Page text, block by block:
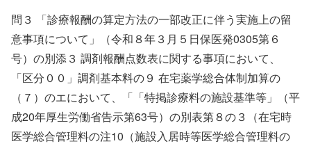
問３ 「診療報酬の算定方法の一部改正に伴う実施上の留
意事項について」（令和８年３月５日保医発0305第６
号）の別添３ 調剤報酬点数表に関する事項において、
「区分００」調剤基本料の９ 在宅薬学総合体制加算の
（７）のエにおいて、「「特掲診療料の施設基準等」（平
成20年厚生労働省告示第63号）の別表第８の３（在宅時
医学総合管理料の注10（施設入居時等医学総合管理料の